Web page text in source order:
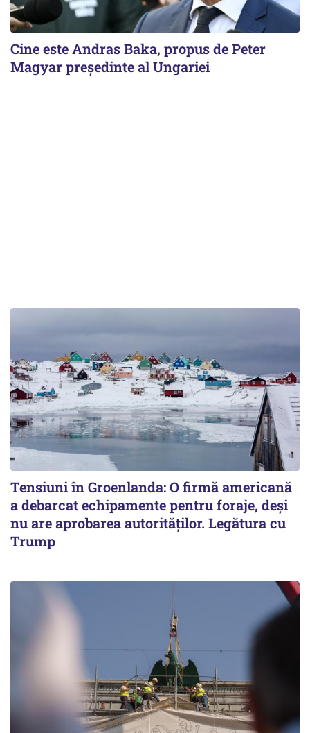
Cine este Andras Baka, propus de Peter
Magyar președinte al Ungariei
Tensiuni în Groenlanda: O firmă americană
a debarcat echipamente pentru foraje, deși
nu are aprobarea autorităților. Legătura cu
Trump